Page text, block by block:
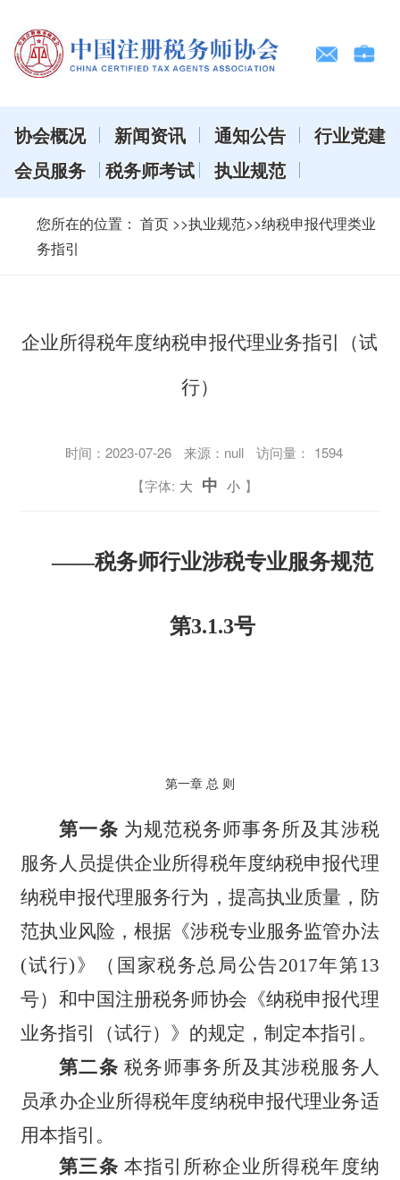
协会概况 新闻资讯 通知公告
行业党建
会员服务
税务师考试 执业规范
您所在的位置： 首页 >>执业规范>>纳税申报代理类业
务指引
企业所得税年度纳税申报代理业务指引（试
行）
时间： 2023-07-26 来源：null 访问量： 1594
【字体: 大 中 小 】
——税务师行业涉税专业服务规范
第3.1.3号
第一章 总 则
第一条 为规范税务师事务所及其涉税
服务人员提供企业所得税年度纳税申报代理
纳税申报代理服务行为，提高执业质量，防
范执业风险，根据《涉税专业服务监管办法
(试行)》（国家税务总局公告2017年第13
号）和中国注册税务师协会《纳税申报代理
业务指引（试行）》的规定，制定本指引。
第二条 税务师事务所及其涉税服务人
员承办企业所得税年度纳税申报代理业务适
用本指引。
第三条 本指引所称企业所得税年度纳